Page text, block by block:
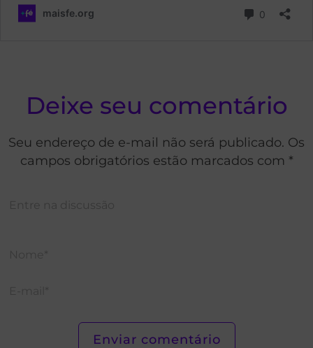
Deixe seu comentário
Seu endereço de e-mail não será publicado. Os
campos obrigatórios estão marcados com *